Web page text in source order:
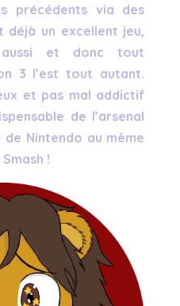
précédents via des
déjà un excellent jeu,
et donc tout
3 l’est tout autant.
et pas mal addictif
de l’arsenal
Nintendo au même
!